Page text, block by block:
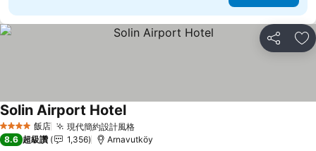
分享 加
4 星級 飯店 現代簡約設計風格
Solin Airport Hotel
8.6 超級讚 1,356 Arnavutköy